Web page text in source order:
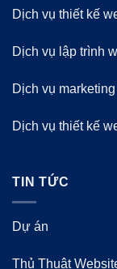
Dịch vụ thiết kế
Dịch vụ lập trình
Dịch vụ
Dịch vụ thiết kế
TIN TỨC
Dự án
Thủ Thuật